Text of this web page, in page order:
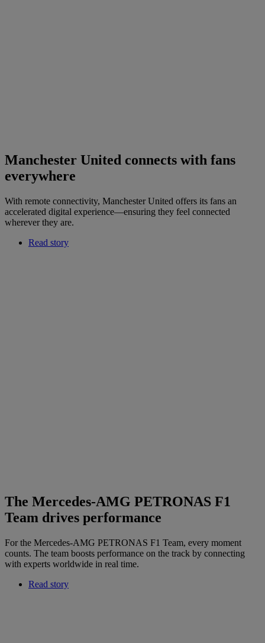
Manchester United connects with fans
everywhere
With remote connectivity, Manchester United offers its fans an
accelerated digital experience—ensuring they feel connected
wherever they are.
Read story
The Mercedes-AMG PETRONAS F1
Team drives performance
For the Mercedes-AMG PETRONAS F1 Team, every moment
counts. The team boosts performance on the track by connecting
with experts worldwide in real time.
Read story